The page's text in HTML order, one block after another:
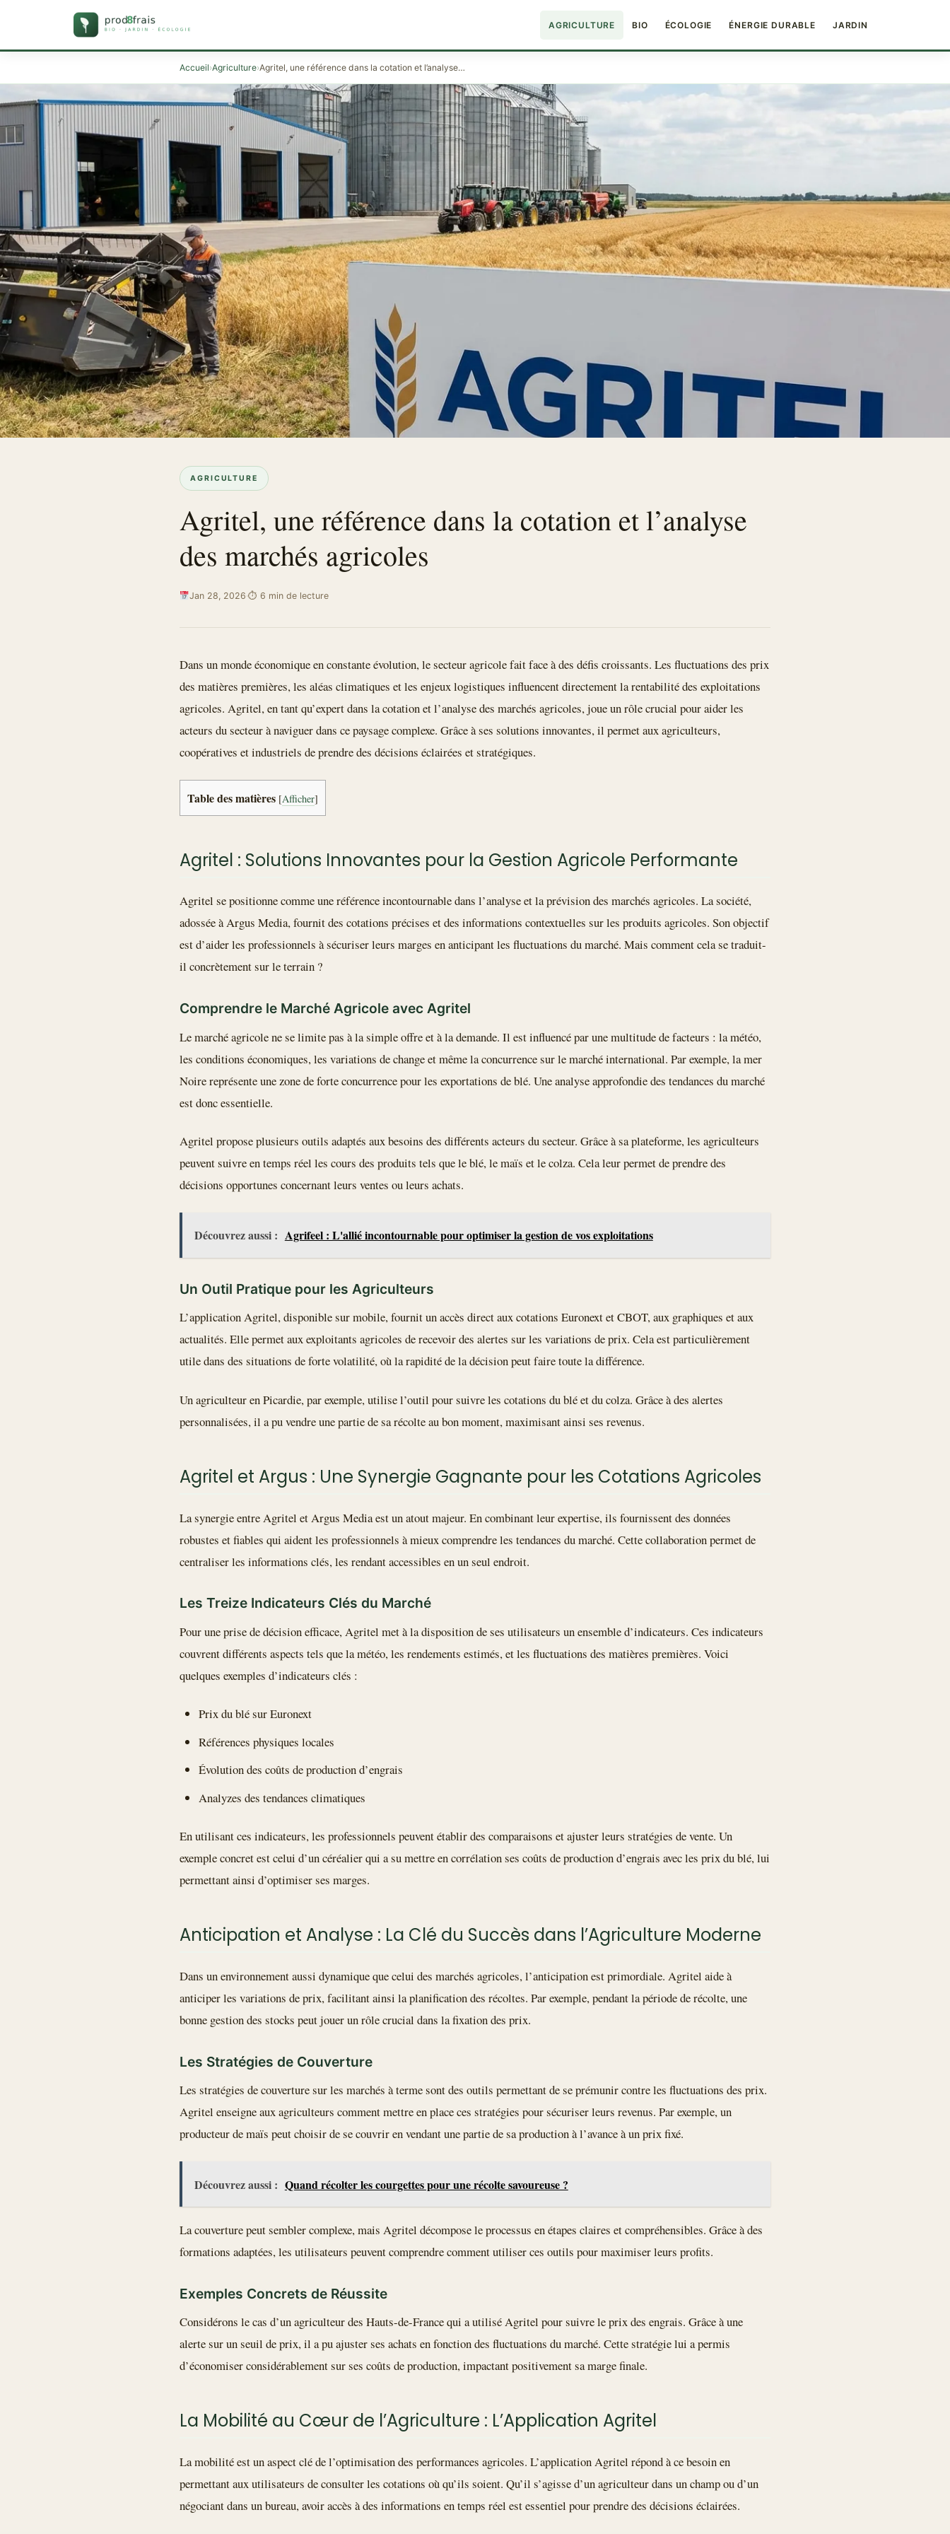
AGRICULTURE BIO ÉCOLOGIE ÉNERGIE DURABLE JARDIN
Accueil›Agriculture›Agritel, une référence dans la cotation et l’analyse…
AGRICULTURE
Agritel, une référence dans la cotation et l’analyse
des marchés agricoles
Jan 28, 2026·⏱ 6 min de lecture
Dans un monde économique en constante évolution, le secteur agricole fait face à des défis croissants. Les fluctuations des prix
des matières premières, les aléas climatiques et les enjeux logistiques influencent directement la rentabilité des exploitations
agricoles. Agritel, en tant qu’expert dans la cotation et l’analyse des marchés agricoles, joue un rôle crucial pour aider les
acteurs du secteur à naviguer dans ce paysage complexe. Grâce à ses solutions innovantes, il permet aux agriculteurs,
coopératives et industriels de prendre des décisions éclairées et stratégiques.
Table des matières [Afficher]
Agritel : Solutions Innovantes pour la Gestion Agricole Performante
Agritel se positionne comme une référence incontournable dans l’analyse et la prévision des marchés agricoles. La société,
adossée à Argus Media, fournit des cotations précises et des informations contextuelles sur les produits agricoles. Son objectif
est d’aider les professionnels à sécuriser leurs marges en anticipant les fluctuations du marché. Mais comment cela se traduit-
il concrètement sur le terrain ?
Comprendre le Marché Agricole avec Agritel
Le marché agricole ne se limite pas à la simple offre et à la demande. Il est influencé par une multitude de facteurs : la météo,
les conditions économiques, les variations de change et même la concurrence sur le marché international. Par exemple, la mer
Noire représente une zone de forte concurrence pour les exportations de blé. Une analyse approfondie des tendances du marché
est donc essentielle.
Agritel propose plusieurs outils adaptés aux besoins des différents acteurs du secteur. Grâce à sa plateforme, les agriculteurs
peuvent suivre en temps réel les cours des produits tels que le blé, le maïs et le colza. Cela leur permet de prendre des
décisions opportunes concernant leurs ventes ou leurs achats.
Découvrez aussi : Agrifeel : L'allié incontournable pour optimiser la gestion de vos exploitations
Un Outil Pratique pour les Agriculteurs
L’application Agritel, disponible sur mobile, fournit un accès direct aux cotations Euronext et CBOT, aux graphiques et aux
actualités. Elle permet aux exploitants agricoles de recevoir des alertes sur les variations de prix. Cela est particulièrement
utile dans des situations de forte volatilité, où la rapidité de la décision peut faire toute la différence.
Un agriculteur en Picardie, par exemple, utilise l’outil pour suivre les cotations du blé et du colza. Grâce à des alertes
personnalisées, il a pu vendre une partie de sa récolte au bon moment, maximisant ainsi ses revenus.
Agritel et Argus : Une Synergie Gagnante pour les Cotations Agricoles
La synergie entre Agritel et Argus Media est un atout majeur. En combinant leur expertise, ils fournissent des données
robustes et fiables qui aident les professionnels à mieux comprendre les tendances du marché. Cette collaboration permet de
centraliser les informations clés, les rendant accessibles en un seul endroit.
Les Treize Indicateurs Clés du Marché
Pour une prise de décision efficace, Agritel met à la disposition de ses utilisateurs un ensemble d’indicateurs. Ces indicateurs
couvrent différents aspects tels que la météo, les rendements estimés, et les fluctuations des matières premières. Voici
quelques exemples d’indicateurs clés :
Prix du blé sur Euronext
Références physiques locales
Évolution des coûts de production d’engrais
Analyzes des tendances climatiques
En utilisant ces indicateurs, les professionnels peuvent établir des comparaisons et ajuster leurs stratégies de vente. Un
exemple concret est celui d’un céréalier qui a su mettre en corrélation ses coûts de production d’engrais avec les prix du blé, lui
permettant ainsi d’optimiser ses marges.
Anticipation et Analyse : La Clé du Succès dans l’Agriculture Moderne
Dans un environnement aussi dynamique que celui des marchés agricoles, l’anticipation est primordiale. Agritel aide à
anticiper les variations de prix, facilitant ainsi la planification des récoltes. Par exemple, pendant la période de récolte, une
bonne gestion des stocks peut jouer un rôle crucial dans la fixation des prix.
Les Stratégies de Couverture
Les stratégies de couverture sur les marchés à terme sont des outils permettant de se prémunir contre les fluctuations des prix.
Agritel enseigne aux agriculteurs comment mettre en place ces stratégies pour sécuriser leurs revenus. Par exemple, un
producteur de maïs peut choisir de se couvrir en vendant une partie de sa production à l’avance à un prix fixé.
Découvrez aussi : Quand récolter les courgettes pour une récolte savoureuse ?
La couverture peut sembler complexe, mais Agritel décompose le processus en étapes claires et compréhensibles. Grâce à des
formations adaptées, les utilisateurs peuvent comprendre comment utiliser ces outils pour maximiser leurs profits.
Exemples Concrets de Réussite
Considérons le cas d’un agriculteur des Hauts-de-France qui a utilisé Agritel pour suivre le prix des engrais. Grâce à une
alerte sur un seuil de prix, il a pu ajuster ses achats en fonction des fluctuations du marché. Cette stratégie lui a permis
d’économiser considérablement sur ses coûts de production, impactant positivement sa marge finale.
La Mobilité au Cœur de l’Agriculture : L’Application Agritel
La mobilité est un aspect clé de l’optimisation des performances agricoles. L’application Agritel répond à ce besoin en
permettant aux utilisateurs de consulter les cotations où qu’ils soient. Qu’il s’agisse d’un agriculteur dans un champ ou d’un
négociant dans un bureau, avoir accès à des informations en temps réel est essentiel pour prendre des décisions éclairées.